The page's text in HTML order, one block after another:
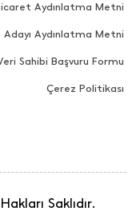
Aydınlatma Metni
Adayı Aydınlatma Metni
Sahibi Başvuru Formu
Çerez Politikası
Saklıdır.